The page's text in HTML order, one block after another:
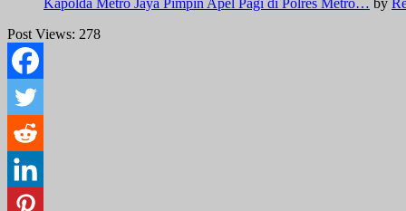
Kapolda Metro Jaya Pimpin Apel Pagi di Polres Metro… by
Post Views: 278